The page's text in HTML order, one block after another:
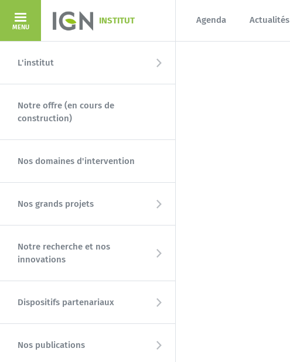
Aller au contenu principal
INSTITUT
MENU
L'institut
Notre offre (en cours de
construction)
Nos domaines d'intervention
Nos grands projets
Notre recherche et nos
innovations
Dispositifs partenariaux
Nos publications
Agenda Actualités